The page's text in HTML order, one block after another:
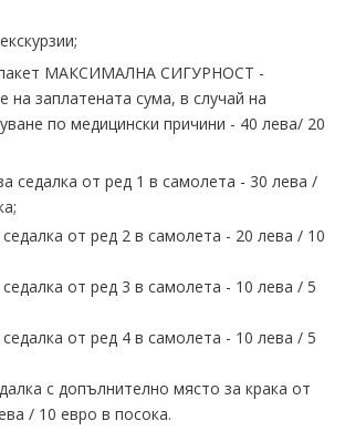
МАКСИМАЛНА СИГУРНОСТ -
на заплатената сума, в случай на
по медицински причини - 40 лева/ 20
седалка от ред 1 в самолета - 30 лева /
от ред 2 в самолета - 20 лева / 10
от ред 3 в самолета - 10 лева / 5
от ред 4 в самолета - 10 лева / 5
с допълнително място за крака от
/ 10 евро в посока.